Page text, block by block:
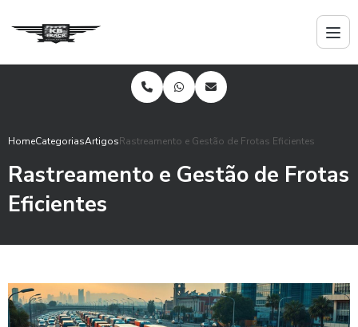
HomeCategoriasArtigosRastreamento e Gestão de Frotas Eficientes
Rastreamento e Gestão de Frotas
Eficientes